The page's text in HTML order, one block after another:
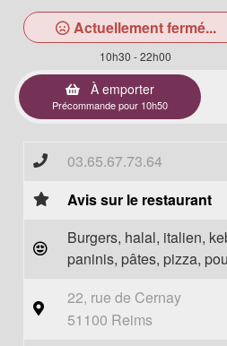
Actuellement fermé...
10h30 - 22h00
À emporter
Précommande pour 10h50
03.65.67.73.64
Avis sur le restaurant
Burgers, halal, italien,
paninis, pâtes, pizza,
22, rue de Cernay
51100 Reims